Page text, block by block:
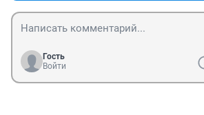
Гость
Войти